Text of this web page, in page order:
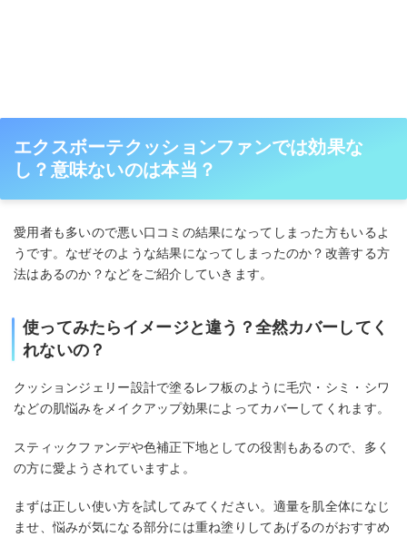
エクスボーテクッションファンでは効果な
し？意味ないのは本当？
愛用者も多いので悪い口コミの結果になってしまった方もいるよ
うです。なぜそのような結果になってしまったのか？改善する方
法はあるのか？などをご紹介していきます。
使ってみたらイメージと違う？全然カバーしてく
れないの？
クッションジェリー設計で塗るレフ板のように毛穴・シミ・シワ
などの肌悩みをメイクアップ効果によってカバーしてくれます。
スティックファンデや色補正下地としての役割もあるので、多く
の方に愛ようされていますよ。
まずは正しい使い方を試してみてください。適量を肌全体になじ
ませ、悩みが気になる部分には重ね塗りしてあげるのがおすすめ